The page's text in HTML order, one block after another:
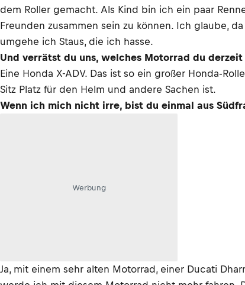
dem Roller gemacht. Als Kind bin ich ein paar
Freunden zusammen sein zu können. Ich glaube,
umgehe ich Staus, die ich hasse.
Und verrätst du uns, welches Motorrad du
Eine Honda X-ADV. Das ist so ein großer Honda-
Sitz Platz für den Helm und andere Sachen ist.
Wenn ich mich nicht irre, bist du einmal aus
Werbung
Ja, mit einem sehr alten Motorrad, einer Ducati